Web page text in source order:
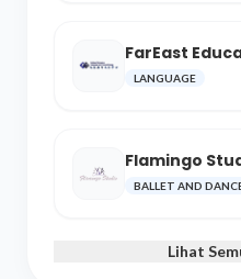
FarEast
and Cultural
LANGUAGE
Flamingo
BALLET AND
Lihat